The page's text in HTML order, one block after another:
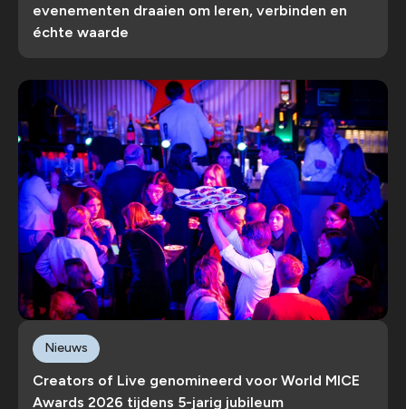
evenementen draaien om leren, verbinden en
échte waarde
Creators of Live genomineerd voor World MICE
Awards 2026 tijdens 5-jarig jubileum
Nieuws